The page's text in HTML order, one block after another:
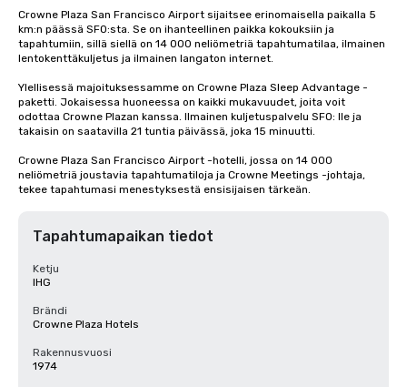
Crowne Plaza San Francisco Airport sijaitsee erinomaisella paikalla 5
km:n päässä SFO:sta. Se on ihanteellinen paikka kokouksiin ja
tapahtumiin, sillä siellä on 14 000 neliömetriä tapahtumatilaa, ilmainen
lentokenttäkuljetus ja ilmainen langaton internet.
Ylellisessä majoituksessamme on Crowne Plaza Sleep Advantage -
paketti. Jokaisessa huoneessa on kaikki mukavuudet, joita voit
odottaa Crowne Plazan kanssa. Ilmainen kuljetuspalvelu SFO: lle ja
takaisin on saatavilla 21 tuntia päivässä, joka 15 minuutti.
Crowne Plaza San Francisco Airport -hotelli, jossa on 14 000
neliömetriä joustavia tapahtumatiloja ja Crowne Meetings -johtaja,
tekee tapahtumasi menestyksestä ensisijaisen tärkeän.
Tapahtumapaikan tiedot
Ketju
IHG
Brändi
Crowne Plaza Hotels
Rakennusvuosi
1974